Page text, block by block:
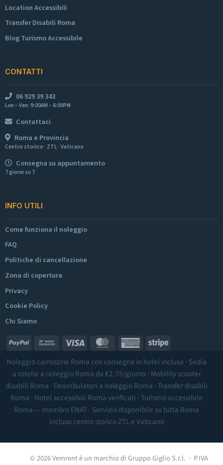
Location Accessibili
Transfer Disabili Roma
Blog Turismo Accessibile
CONTATTI
06 929 39 343
Lun – Ven: 9:00AM – 6:00PM
Contattaci
Roma e Provincia
Centro storico · ZTL · Vaticano
Consegna su appuntamento
7 giorni su 7
INFO UTILI
Come funziona il noleggio
FAQ
Politiche di cancellazione
Zona di copertura
Privacy
Cookie Policy
Chi Siamo
PayPal
Bank
Transfer
Visa MasterCard American
Express
Stripe
Noleggio carrozzine Roma con consegna in hotel inclusa · Sedia
a rotelle a noleggio Roma da €2,75/giorno · Mobility scooter
disabili Roma · Deambulatori a noleggio Roma ·Transfer disabili
Roma · Hotel accessibili Romaverificati ·Turismo accessibile
Roma — membro ENAT · Servizio disponibile su tutta Roma
inclusocentro storico ZTLe Vaticano
© 2026 Vemrent è un marchio di Gruppo Giglio S.r.l. · P.IVA